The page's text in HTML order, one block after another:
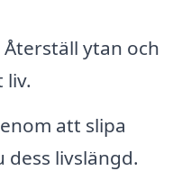
ytan och
liv.
att slipa
livslängd.